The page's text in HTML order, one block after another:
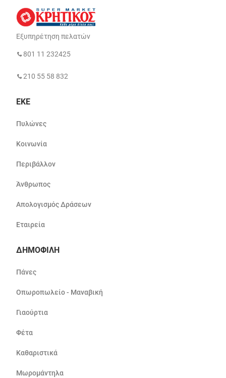
Εξυπηρέτηση πελατών
801 11 232425
210 55 58 832
ΕΚΕ
Πυλώνες
Κοινωνία
Περιβάλλον
Άνθρωπος
Απολογισμός Δράσεων
Εταιρεία
ΔΗΜΟΦΙΛΗ
Πάνες
Οπωροπωλείο - Μαναβική
Γιαούρτια
Φέτα
Καθαριστικά
Μωρομάντηλα